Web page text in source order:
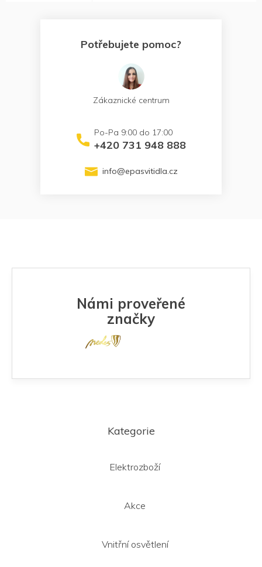
Potřebujete pomoc?
Zákaznické centrum
+420 731 948 888
info@epasvitidla.cz
Námi proveřené
značky
Kategorie
Elektrozboží
Akce
Vnitřní osvětlení